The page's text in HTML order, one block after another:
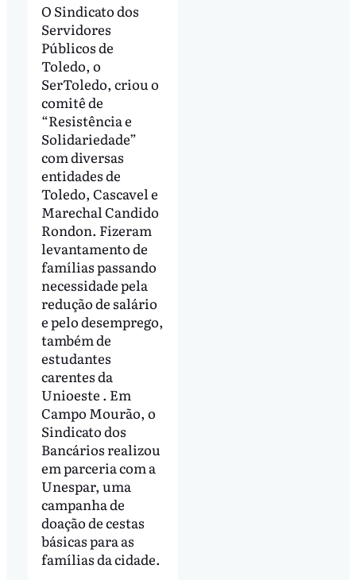
O Sindicato dos
Servidores
Públicos de
Toledo, o
SerToledo, criou o
comitê de
“Resistência e
Solidariedade”
com diversas
entidades de
Toledo, Cascavel e
Marechal Candido
Rondon. Fizeram
levantamento de
famílias passando
necessidade pela
redução de salário
e pelo desemprego,
também de
estudantes
carentes da
Unioeste . Em
Campo Mourão, o
Sindicato dos
Bancários realizou
em parceria com a
Unespar, uma
campanha de
doação de cestas
básicas para as
famílias da cidade.